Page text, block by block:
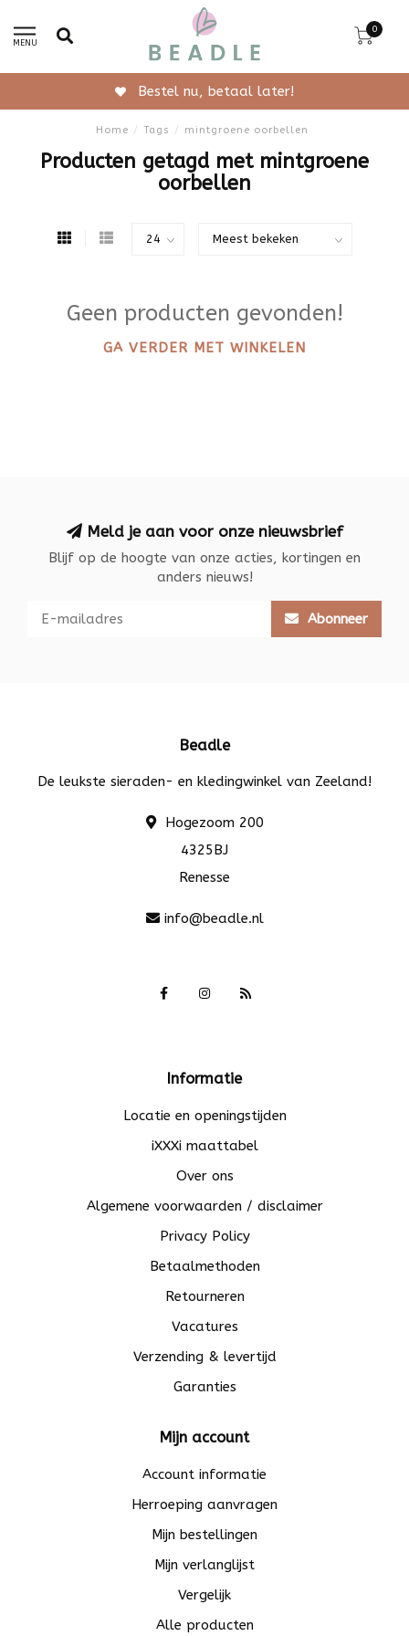
MENU
0
Bestel nu, betaal later!
Home / Tags / mintgroene oorbellen
Producten getagd met mintgroene
oorbellen
Geen producten gevonden!
GA VERDER MET WINKELEN
Meld je aan voor onze nieuwsbrief
Blijf op de hoogte van onze acties, kortingen en
anders nieuws!
Abonneer
Beadle
De leukste sieraden- en kledingwinkel van Zeeland!
Hogezoom 200
4325BJ
Renesse
info@beadle.nl
Informatie
Locatie en openingstijden
iXXXi maattabel
Over ons
Algemene voorwaarden / disclaimer
Privacy Policy
Betaalmethoden
Retourneren
Vacatures
Verzending & levertijd
Garanties
Mijn account
Account informatie
Herroeping aanvragen
Mijn bestellingen
Mijn verlanglijst
Vergelijk
Alle producten